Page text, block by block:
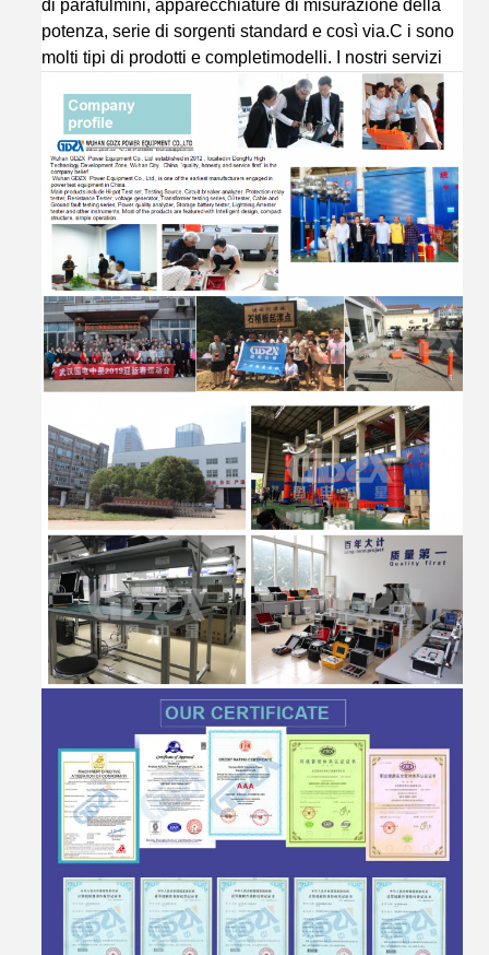
di parafulmini, apparecchiature di misurazione della
potenza, serie di sorgenti standard e così via.C i sono
molti tipi di prodotti e completimodelli. I nostri servizi